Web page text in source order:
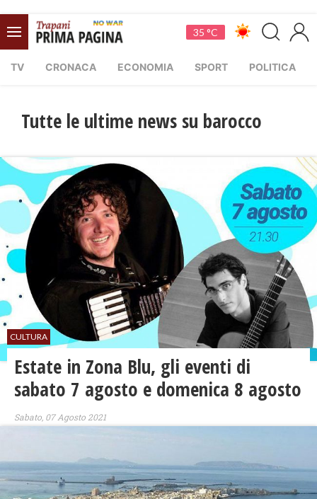
35 °C
TV CRONACA ECONOMIA SPORT POLITICA
Tutte le ultime news su barocco
CULTURA
Estate in Zona Blu, gli eventi di
sabato 7 agosto e domenica 8 agosto
Sabato, 07 Agosto 2021